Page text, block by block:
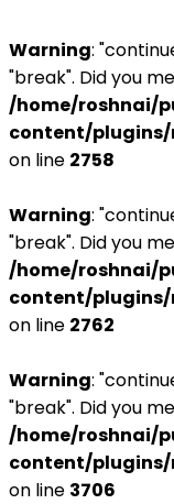
Warning:
"break". Did you
/home/roshnai/
content/plugins/
on line 2758
Warning:
"break". Did you
/home/roshnai/
content/plugins/
on line 2762
Warning:
"break". Did you
/home/roshnai/
content/
on line 3706